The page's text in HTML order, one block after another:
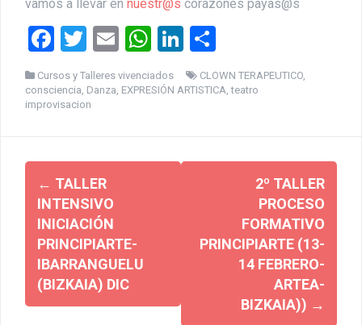
vamos a llevar en nuestr@s corazones payas@s
F
ce
b
o
k
T
wi
tt
er
E
m
ail
W
h
at
p
Li
n
ke
o
m
tir
Cursos y Talleres vivenciados CLOWN TERAPEUTICO,
consciencia, Danza, EXPRESIÓN ARTISTICA,teatro
improvisacion
Post
navigation
← TALLER
INTENSIVO
INICIACIÓN
PRINCIPIARTE-
IBARRANGUELU
(BIZKAIA) DIC
2º TALLER
PROCESO
FORMATIVO
PRINCIPIARTE (13-
14 FEBRERO-
ARTEA-
BIZKAIA)) →